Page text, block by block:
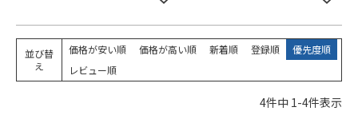
並び替
え
価格が安い順 価格が高い順 新着順 登録順
優先度順
レビュー順
4件中 1-4件表示